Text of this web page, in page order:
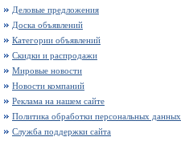
Деловые предложения
Доска объявлений
Категории объявлений
Скидки и распродажи
Мировые новости
Новости компаний
Реклама на нашем сайте
Политика обработки персональных данных
Служба поддержки сайта